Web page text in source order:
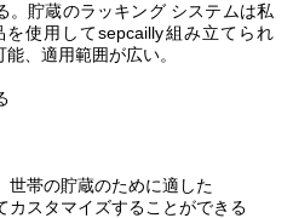
。貯蔵のラッキング システムは私
使用してsepcailly組み立てられ
、適用範囲が広い。
世帯の貯蔵のために適した
カスタマイズすることができる